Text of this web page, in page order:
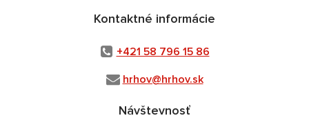
Kontaktné informácie
+421 58 796 15 86
hrhov@hrhov.sk
Návštevnosť